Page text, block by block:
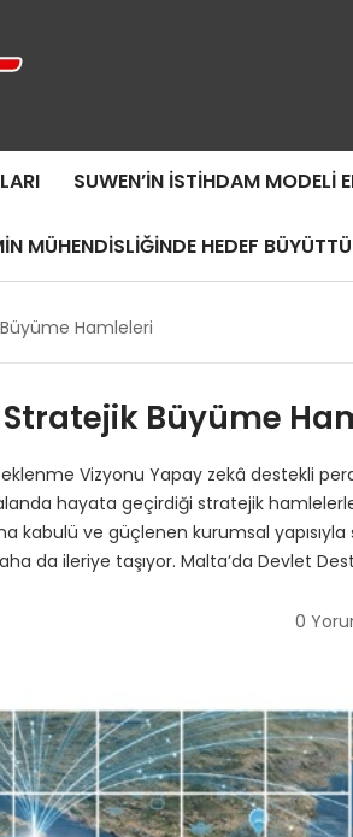
SUWEN’IN İSTIHDAM MODELI
MÜHENDISLIĞINDE HEDEF BÜYÜTTÜ
Hamleleri
Stratejik Büyüme
Vizyonu Yapay zekâ destekli
hayata geçirdiği stratejik
kabulü ve güçlenen kurumsal
da ileriye taşıyor. Malta’da Devlet
0